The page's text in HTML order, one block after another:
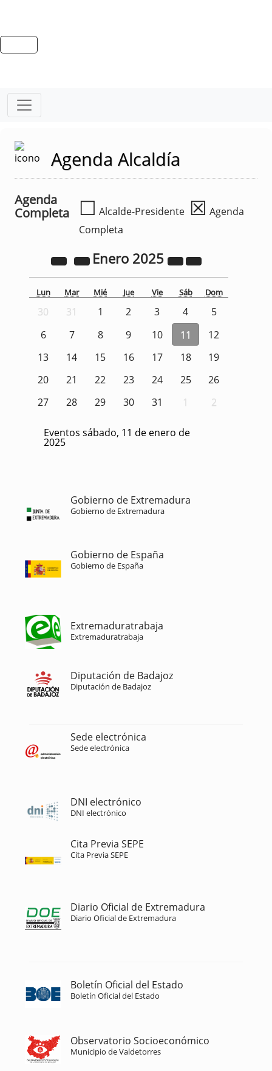
Agenda Alcaldía
Agenda
Completa
☐ Alcalde-Presidente ☒ Agenda
Completa
Enero 2025
Lun Mar Mié Jue Vie Sáb Dom
30 31 1 2 3 4
5
6
7 8 9 10 11
12
13
14 15 16 17 18
19
20
21 22 23 24 25
26
27
28 29 30 31 1 2
Eventos sábado, 11 de enero de
2025
Gobierno de Extremadura
Gobierno de Extremadura
Gobierno de España
Gobierno de España
Extremaduratrabaja
Extremaduratrabaja
Diputación de Badajoz
Diputación de Badajoz
Sede electrónica
Sede electrónica
DNI electrónico
DNI electrónico
Cita Previa SEPE
Cita Previa SEPE
Diario Oficial de Extremadura
Diario Oficial de Extremadura
Boletín Oficial del Estado
Boletín Oficial del Estado
Observatorio Socioeconómico
Municipio de Valdetorres